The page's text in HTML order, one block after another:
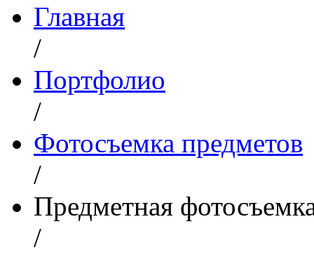
Главная
/
Портфолио
/
Фотосъемка предметов
/
Предметная
/